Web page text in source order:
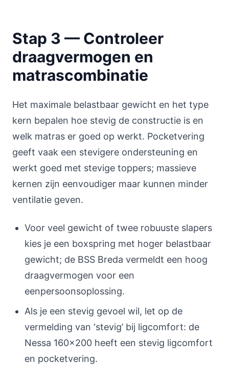
Stap 3 — Controleer
draagvermogen en
matrascombinatie
Het maximale belastbaar gewicht en het type
kern bepalen hoe stevig de constructie is en
welk matras er goed op werkt. Pocketvering
geeft vaak een stevigere ondersteuning en
werkt goed met stevige toppers; massieve
kernen zijn eenvoudiger maar kunnen minder
ventilatie geven.
Voor veel gewicht of twee robuuste slapers
kies je een boxspring met hoger belastbaar
gewicht; de BSS Breda vermeldt een hoog
draagvermogen voor een
eenpersoonsoplossing.
Als je een stevig gevoel wil, let op de
vermelding van ‘stevig’ bij ligcomfort: de
Nessa 160x200 heeft een stevig ligcomfort
en pocketvering.